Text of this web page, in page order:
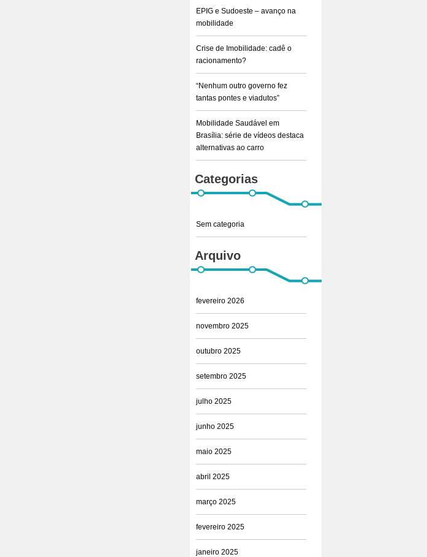
EPIG e Sudoeste – avanço na
mobilidade
Crise de Imobilidade: cadê o
racionamento?
“Nenhum outro governo fez
tantas pontes e viadutos”
Mobilidade Saudável em
Brasília: série de vídeos destaca
alternativas ao carro
Categorias
Sem categoria
Arquivo
fevereiro 2026
novembro 2025
outubro 2025
setembro 2025
julho 2025
junho 2025
maio 2025
abril 2025
março 2025
fevereiro 2025
janeiro 2025